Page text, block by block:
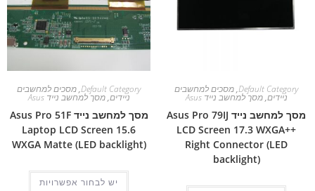
Default Category
,מסכים למחשבים
ניידים,מסך למחשב נייד Asus
מסך למחשב נייד Asus Pro 79IJ
LCD Screen 17.3 WXGA++
Right Connector (LED
backlight)
Default Category
,מסכים למחשבים
ניידים,מסך למחשב נייד Asus
מסך למחשב נייד Asus Pro 51F
Laptop LCD Screen 15.6
WXGA Matte (LED backlight)
יש לבחור אפשרויות